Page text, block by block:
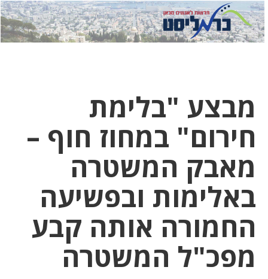
לחץ
כאן
לחץ
כדי
מבצע "בלימת
חירום" במחוז חוף –
מאבק המשטרה
באלימות ובפשיעה
החמורה אותה קבע
מפכ"ל המשטרה